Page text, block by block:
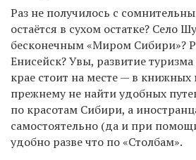
Раз не получилось с
остаётся в сухом остатке? Село
бесконечным «Миром Сибири»?
Енисейск? Увы, развитие
крае стоит на месте — в книжных
прежнему не найти удобных
по красотам Сибири, а
самостоятельно (да и при
удобно разве что по «Столбам».